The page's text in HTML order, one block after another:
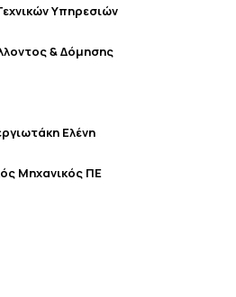
Υπηρεσιών
& Δόμησης
Ελένη
Μηχανικός ΠΕ